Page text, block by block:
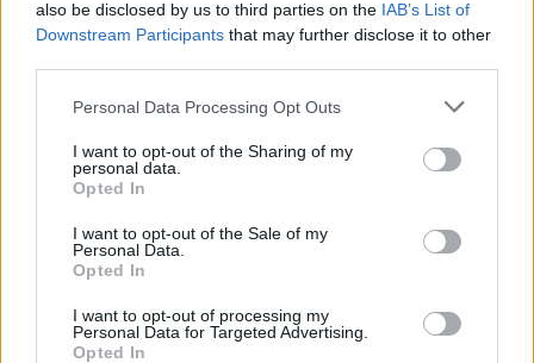
also be disclosed by us to third parties on the IAB’s List of
Downstream Participants that may further disclose it to other
Personal Data Processing Opt Outs
I want to opt-out of the Sharing of my
personal data.
Opted In
I want to opt-out of the Sale of my
Personal Data.
Opted In
I want to opt-out of processing my
Personal Data for Targeted Advertising.
Opted In
Vällagade färdigrätter
med Gooh & Filip Fasten